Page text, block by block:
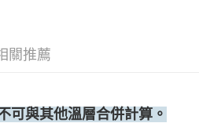
關推薦
可與其他溫層合併計算。